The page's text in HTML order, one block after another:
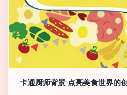
卡通厨师背景 点亮美食世界的